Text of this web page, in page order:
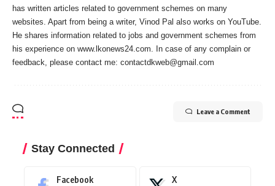
has written articles related to government schemes on many
websites. Apart from being a writer, Vinod Pal also works on YouTube.
He shares information related to jobs and government schemes from
his experience on www.lkonews24.com. In case of any complain or
feedback, please contact me: contactdkweb@gmail.com
Leave a Comment
Stay Connected
Facebook X